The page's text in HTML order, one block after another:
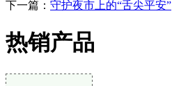
下一篇： 守护夜市上的“舌尖平安”
热销产品